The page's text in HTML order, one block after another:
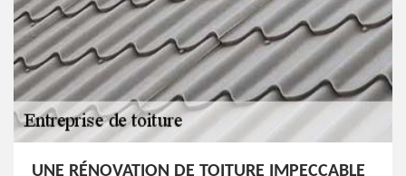
UNE RÉNOVATION DE TOITURE IMPECCABLE